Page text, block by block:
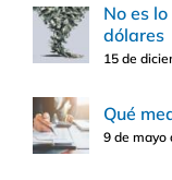
No es
dólares
15 de
Qué
9 de mayo